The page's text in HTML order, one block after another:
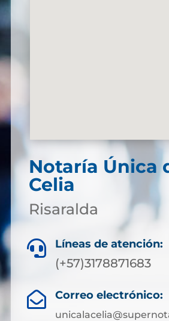
Notaría Única
Celia
Risaralda
 Líneas de atención:
(+57)3178871683
 Correo electrónico: